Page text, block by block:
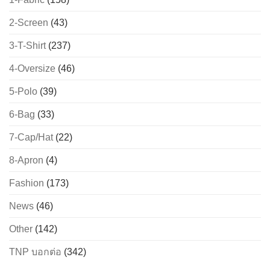
2-Screen (43)
3-T-Shirt(237)
4-Oversize (46)
5-Polo (39)
6-Bag (33)
7-Cap/Hat(22)
8-Apron (4)
Fashion (173)
News (46)
Other (142)
TNP บอกต่อ (342)